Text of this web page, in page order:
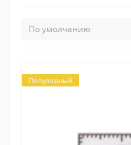
Популярный